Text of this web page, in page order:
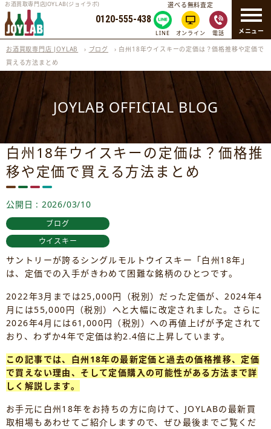
メニュー
お酒買取専門店JOYLAB(ジョイラボ)
0120-555-438
選べる無料査定
LINE オンライン 電話
お酒買取専門店 JOYLAB › ブログ › 白州18年ウイスキーの定価は？価格推移や定価で
買える方法まとめ
JOYLAB OFFICIAL BLOG
白州18年ウイスキーの定価は？価格推
移や定価で買える方法まとめ
公開日 : 2026/03/10
ブログ
ウイスキー
サントリーが誇るシングルモルトウイスキー「白州18年」
は、定価での入手がきわめて困難な銘柄のひとつです。
2022年3月までは25,000円（税別）だった定価が、2024年4
月には55,000円（税別）へと大幅に改定されました。さらに
2026年4月には61,000円（税別）への再値上げが予定されて
おり、わずか4年で定価は約2.4倍に上昇しています。
この記事では、白州18年の最新定価と過去の価格推移、定価
で買えない理由、そして定価購入の可能性がある方法まで詳
しく解説します。
お手元に白州18年をお持ちの方に向けて、JOYLABの最新買
取相場もあわせてご紹介しますので、ぜひ最後までご覧くだ